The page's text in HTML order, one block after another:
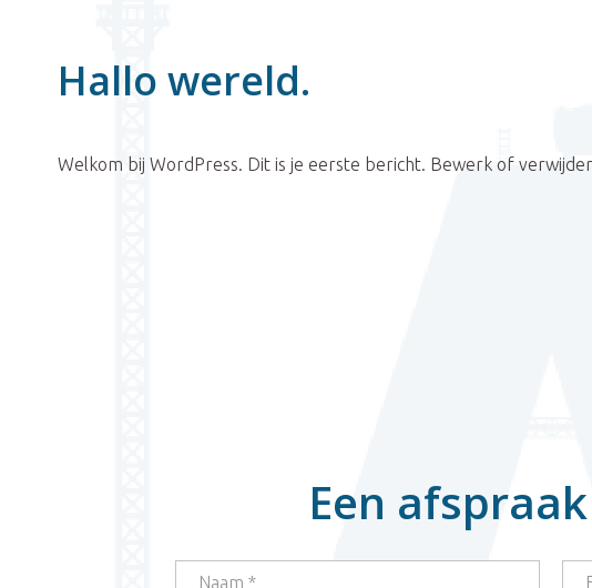
Hallo wereld.
Welkom bij WordPress. Dit is je eerste bericht. Bewerk of
Een